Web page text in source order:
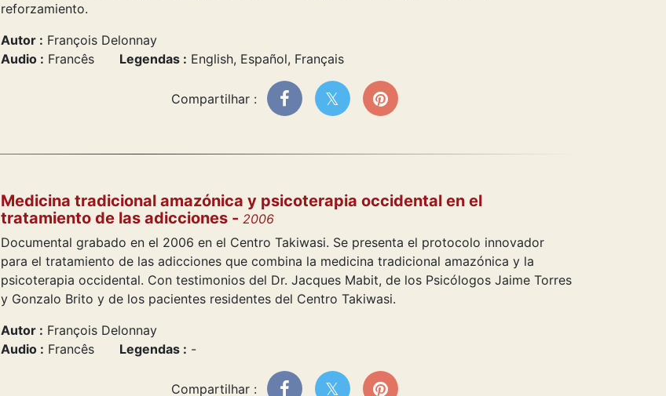
reforzamiento.
Autor : François Delonnay
Audio : Francês Legendas : English, Español, Français
Compartilhar :
Medicina tradicional amazónica y psicoterapia occidental en el
tratamiento de las adicciones - 2006
Documental grabado en el 2006 en el Centro Takiwasi. Se presenta el protocolo innovador
para el tratamiento de las adicciones que combina la medicina tradicional amazónica y la
psicoterapia occidental. Con testimonios del Dr. Jacques Mabit, de los Psicólogos Jaime Torres
y Gonzalo Brito y de los pacientes residentes del Centro Takiwasi.
Autor : François Delonnay
Audio : Francês Legendas : -
Compartilhar :